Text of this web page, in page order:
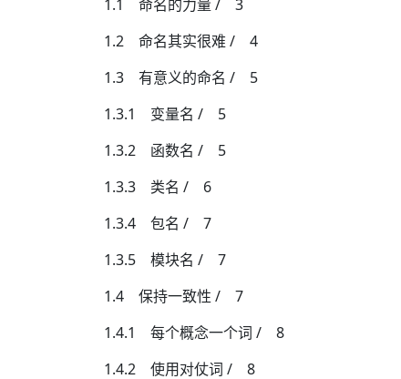
1.1 命名的力量 / 3
1.2 命名其实很难 / 4
1.3 有意义的命名 / 5
1.3.1 变量名 / 5
1.3.2 函数名 / 5
1.3.3 类名 / 6
1.3.4 包名 / 7
1.3.5 模块名 / 7
1.4 保持一致性 / 7
1.4.1 每个概念一个词 / 8
1.4.2 使用对仗词 / 8